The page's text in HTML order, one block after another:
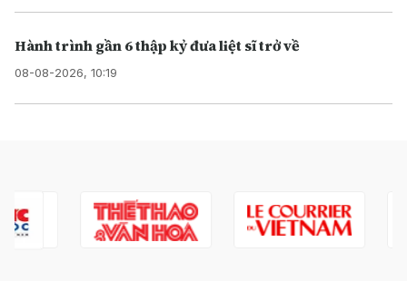
Hành trình gần 6 thập kỷ đưa liệt sĩ trở về
08-08-2026, 10:19